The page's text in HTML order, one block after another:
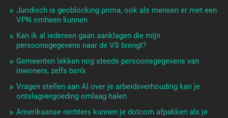
Juridisch is geoblocking prima, ook als mensen er met een
VPN omheen kunnen
Kan ik al iedereen gaan aanklagen die mijn
persoonsgegevens naar de VS brengt?
Gemeenten lekken nog steeds persoonsgegevens van
inwoners, zelfs bsn’s
Vragen stellen aan AI over je arbeidsverhouding kan je
ontslagvergoeding omlaag halen
Amerikaanse rechters kunnen je dotcom afpakken als je